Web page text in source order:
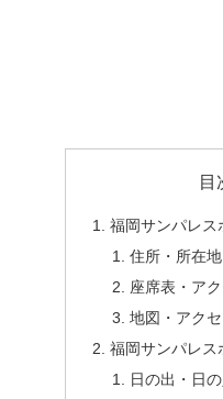
目
福岡サンパレス
住所・所在地
座席表・ア
地図・アクセ
福岡サンパレス
日の出・日